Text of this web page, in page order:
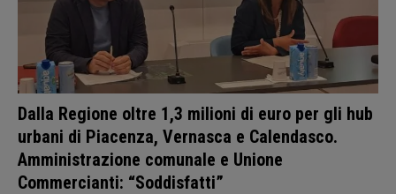
Dalla Regione oltre 1,3 milioni di euro per gli hub
urbani di Piacenza, Vernasca e Calendasco.
Amministrazione comunale e Unione
Commercianti: “Soddisfatti”